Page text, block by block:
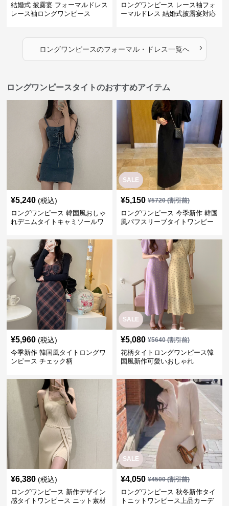
結婚式 披露宴 フォーマルドレス
レース袖ロングワンピース
ロングワンピース レース袖フォ
ーマルドレス 結婚式披露宴対応
ロングワンピースのフォーマル・ドレス一覧へ ›
ロングワンピースタイトのおすすめアイテム
¥5,240 (税込)
ロングワンピース 韓国風おしゃ
れデニムタイトキャミソールワ
SALE
¥5,150 ¥5720(割引前)
ロングワンピース 今季新作 韓国
風パフスリーブタイトワンピー
¥5,960 (税込)
今季新作 韓国風タイトロングワ
ンピース チェック柄
SALE
¥5,080 ¥5640(割引前)
花柄タイトロングワンピース韓
国風新作可愛いおしゃれ
¥6,380 (税込)
ロングワンピース 新作デザイン
感タイトワンピース ニット素材
SALE
¥4,050 ¥4500(割引前)
ロングワンピース 秋冬新作タイ
トニットワンピース上品カーデ